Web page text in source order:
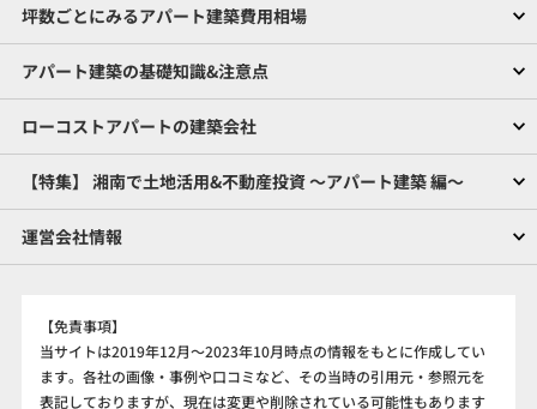
坪数ごとにみるアパート建築費用相場
アパート建築の基礎知識&注意点
ローコストアパートの建築会社
【特集】 湘南で土地活用&不動産投資 ～アパート建築 編～
運営会社情報
【免責事項】
当サイトは2019年12月～2023年10月時点の情報をもとに作成してい
ます。各社の画像・事例や口コミなど、その当時の引用元・参照元を
表記しておりますが、現在は変更や削除されている可能性もあります